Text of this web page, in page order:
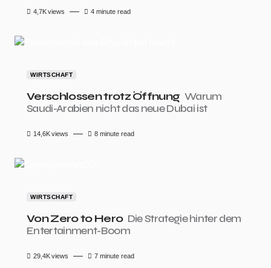
4,7Kviews 4 minute read
WIRTSCHAFT
Verschlossen trotz Öffnung Warum
Saudi-Arabien nicht das neue Dubai ist
14,6Kviews 8 minute read
WIRTSCHAFT
Von Zero to Hero Die Strategie hinter dem
Entertainment-Boom
29,4Kviews 7 minute read